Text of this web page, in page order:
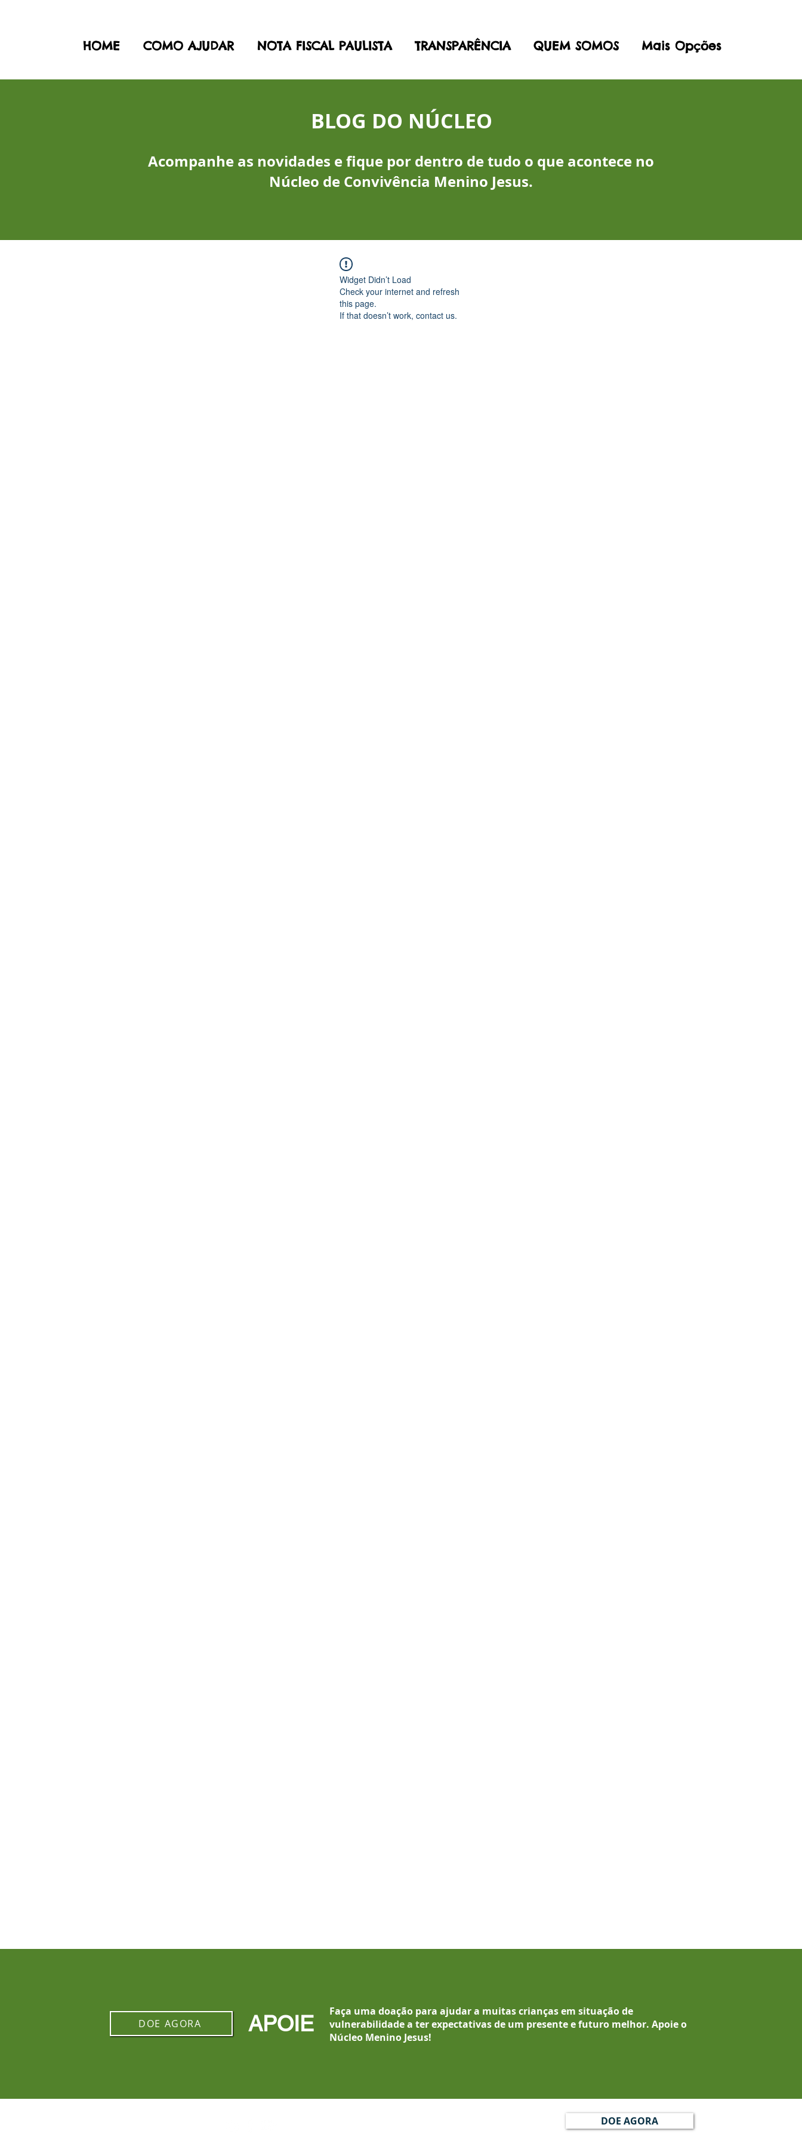
HOME COMO AJUDAR NOTA FISCAL PAULISTA TRANSPARÊNCIA QUEM SOMOS Mais Opções
BLOG DO NÚCLEO
Acompanhe as novidades e fique por dentro de tudo o que acontece no
Núcleo de Convivência Menino Jesus.
Widget Didn’t Load
Check your internet and refresh
this page.
If that doesn’t work, contact us.
DOE AGORA APOIE
Faça uma doação para ajudar a muitas crianças em situação de
vulnerabilidade a ter expectativas de um presente e futuro melhor. Apoie o
Núcleo Menino Jesus!
DOE AGORA